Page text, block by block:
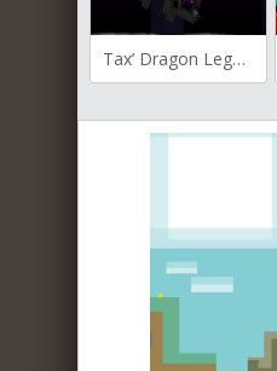
Tax’ Dragon Legend для Майнкрафт [1.19.4, 1.19.2, 1.18.2]